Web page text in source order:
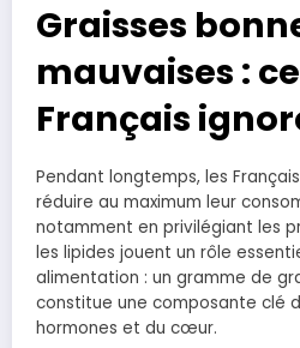
Graisses
mauvaises :
Français
Pendant longtemps, les
réduire au maximum leur
notamment en privilégiant les
les lipides jouent un rôle
alimentation : un gramme de
constitue une composante clé
hormones et du cœur.